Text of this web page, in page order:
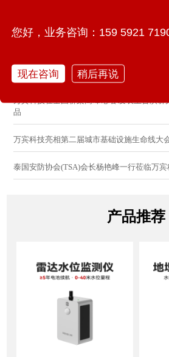
金砖国家政府官员齐聚凤凰花实验室，万宾
万宾科技亮相2026城市更新研讨会：分享AI
万宾科技在全国桥梁高峰论坛 发表主旨演讲
品
万宾科技亮相第二届城市基础设施生命线大
泰国安防协会(TSA)会长杨艳峰一行莅临万
产品推荐
您好，业务咨询：159 5921
现在咨询 稍后再说